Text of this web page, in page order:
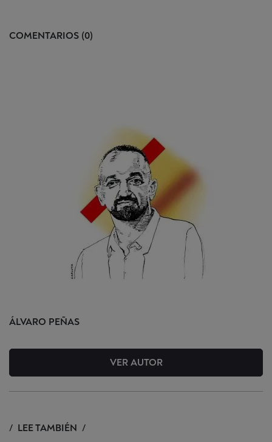
COMENTARIOS (0)
ÁLVARO PEÑAS
VER AUTOR
LEE TAMBIÉN